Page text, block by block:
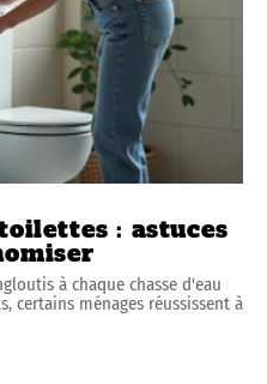
: astuces
à chaque chasse d'eau
certains ménages réussissent à